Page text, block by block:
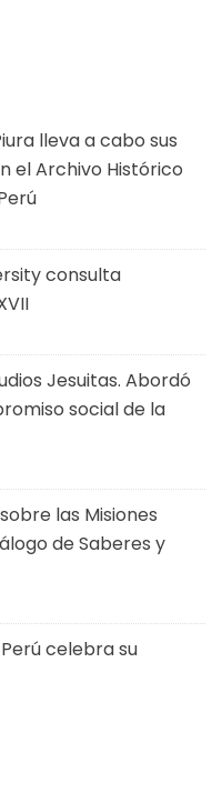
lleva a cabo sus
el Archivo Histórico
consulta
Jesuitas. Abordó
social de la
las Misiones
de Saberes y
celebra su